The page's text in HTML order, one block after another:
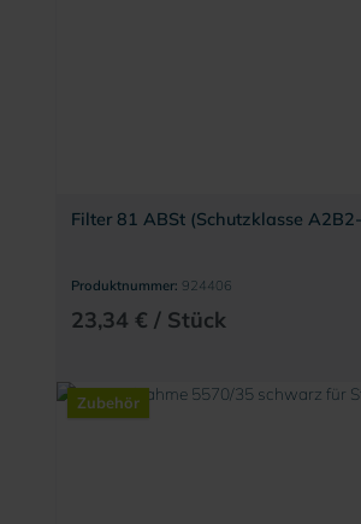
Filter 81 ABSt (Schutzklasse
Produktnummer: 924406
23,34 € / Stück
Zubehör